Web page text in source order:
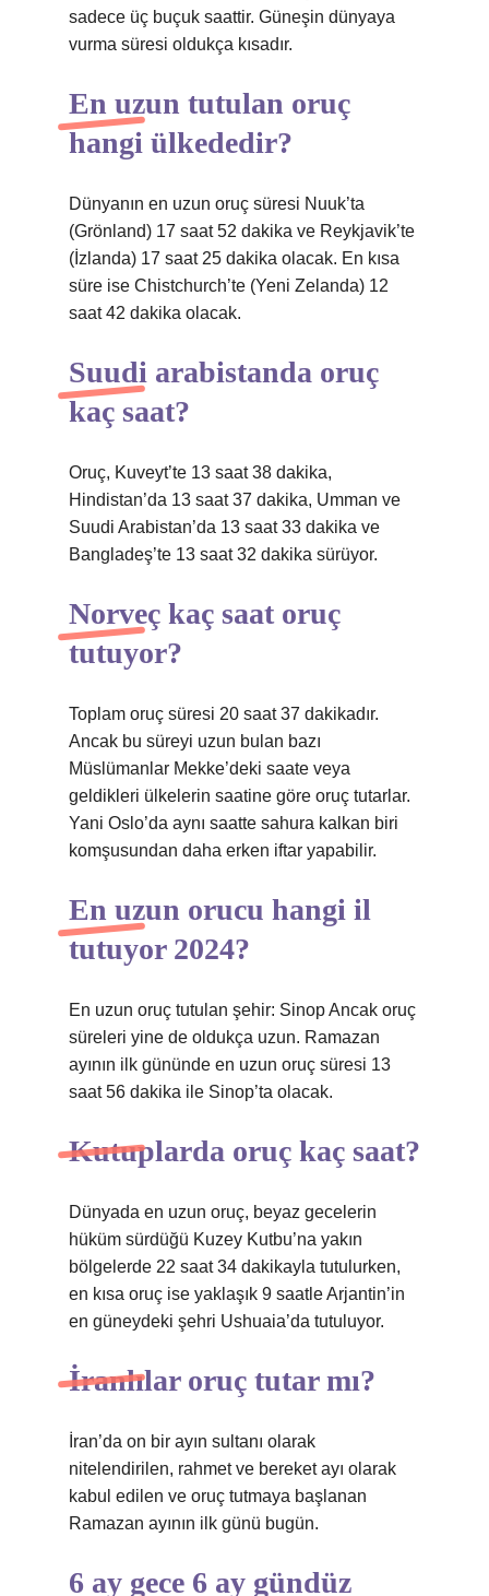
sadece üç buçuk saattir. Güneşin dünyaya
vurma süresi oldukça kısadır.
En uzun tutulan oruç
hangi ülkededir?
Dünyanın en uzun oruç süresi Nuuk’ta
(Grönland) 17 saat 52 dakika ve Reykjavik’te
(İzlanda) 17 saat 25 dakika olacak. En kısa
süre ise Chistchurch’te (Yeni Zelanda) 12
saat 42 dakika olacak.
Suudi arabistanda oruç
kaç saat?
Oruç, Kuveyt’te 13 saat 38 dakika,
Hindistan’da 13 saat 37 dakika, Umman ve
Suudi Arabistan’da 13 saat 33 dakika ve
Bangladeş’te 13 saat 32 dakika sürüyor.
Norveç kaç saat oruç
tutuyor?
Toplam oruç süresi 20 saat 37 dakikadır.
Ancak bu süreyi uzun bulan bazı
Müslümanlar Mekke’deki saate veya
geldikleri ülkelerin saatine göre oruç tutarlar.
Yani Oslo’da aynı saatte sahura kalkan biri
komşusundan daha erken iftar yapabilir.
En uzun orucu hangi il
tutuyor 2024?
En uzun oruç tutulan şehir: Sinop Ancak oruç
süreleri yine de oldukça uzun. Ramazan
ayının ilk gününde en uzun oruç süresi 13
saat 56 dakika ile Sinop’ta olacak.
Kutuplarda oruç kaç saat?
Dünyada en uzun oruç, beyaz gecelerin
hüküm sürdüğü Kuzey Kutbu’na yakın
bölgelerde 22 saat 34 dakikayla tutulurken,
en kısa oruç ise yaklaşık 9 saatle Arjantin’in
en güneydeki şehri Ushuaia’da tutuluyor.
İranlılar oruç tutar mı?
İran’da on bir ayın sultanı olarak
nitelendirilen, rahmet ve bereket ayı olarak
kabul edilen ve oruç tutmaya başlanan
Ramazan ayının ilk günü bugün.
6 ay gece 6 ay gündüz